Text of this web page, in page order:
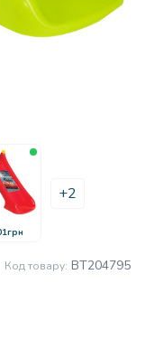
+2
Код товару: BT204795